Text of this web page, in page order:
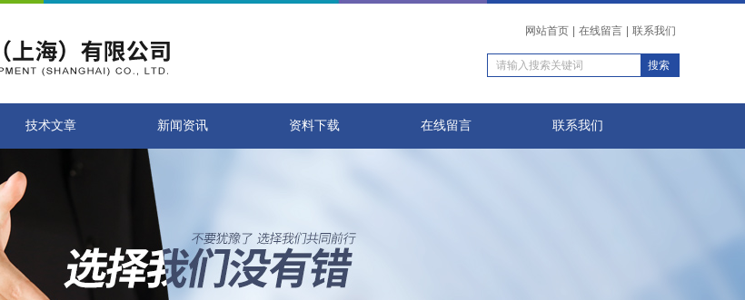
网站首页 在线留言 联系我们
技术文章 新闻资讯 资料下载 在线留言 联系我们